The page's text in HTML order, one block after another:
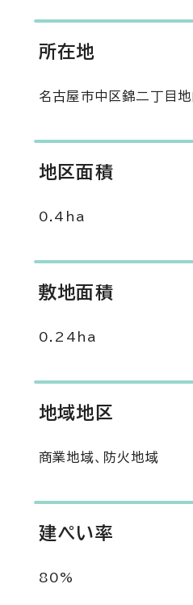
所在地
名古屋市中区錦二丁目地
地区面積
0.4ha
敷地面積
0.24ha
地域地区
商業地域、防火地域
建ぺい率
80%